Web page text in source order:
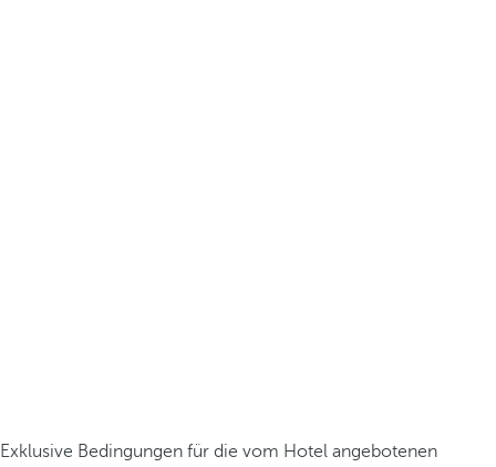
Exklusive Bedingungen für die vom Hotel angebotenen